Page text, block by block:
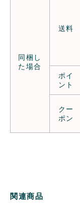
同梱し
た場合
送料
ポイ
ント
クー
ポン
関連商品